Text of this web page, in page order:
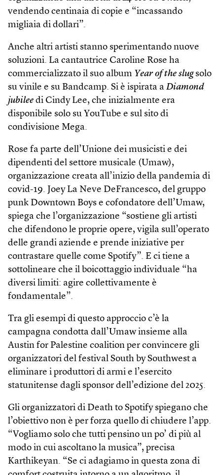
vendendo centinaia di copie e “incassando
migliaia di dollari”.
Anche altri artisti stanno sperimentando nuove
soluzioni. La cantautrice Caroline Rose ha
commercializzato il suo album Year of the slugsolo
su vinile e su Bandcamp. Si è ispirata a Diamond
jubilee di Cindy Lee, che inizialmente era
disponibile solo su YouTube e sul sito di
condivisione Mega.
Rose fa parte dell’Unione dei musicisti e dei
dipendenti del settore musicale (Umaw),
organizzazione creata all’inizio della pandemia di
covid-19. Joey La Neve DeFrancesco, del gruppo
punk Downtown Boys e cofondatore dell’Umaw,
spiega che l’organizzazione “sostiene gli artisti
che difendono le proprie opere, vigila sull’operato
delle grandi aziende e prende iniziative per
contrastare quelle come Spotify”. E ci tiene a
sottolineare che il boicottaggio individuale “ha
diversi limiti: agire collettivamente è
fondamentale”.
Tra gli esempi di questo approccio c’è la
campagna condotta dall’Umaw insieme alla
Austin for Palestine coalition per convincere gli
organizzatori del festival South by Southwest a
eliminare i produttori di armi e l’esercito
statunitense dagli sponsor dell’edizione del 2025.
Gli organizzatori di Death to Spotify spiegano che
l’obiettivo non è per forza quello di chiudere l’app.
“Vogliamo solo che tutti pensino un po’ di più al
modo in cui ascoltano la musica”, precisa
Karthikeyan. “Se ci adagiamo in questa zona di